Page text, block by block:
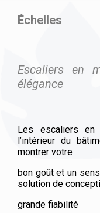
Échelles
Escaliers en
élégance
Les escaliers en
l’intérieur du
montrer votre
bon goût et un
solution de
grande fiabilité